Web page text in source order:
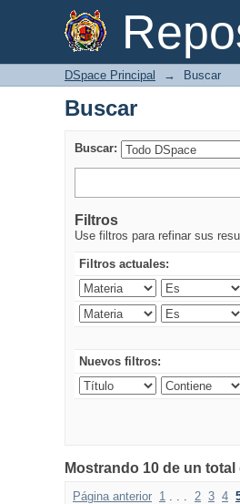
Buscar
DSpace Principal → Buscar
Buscar
Buscar:
Filtros
Use filtros para refinar sus
Filtros actuales:
Nuevos filtros:
Mostrando 10 de un
Página anterior 1 . . . 2 3 4